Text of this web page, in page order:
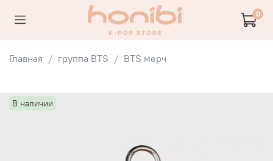
0
Главная группа BTS BTS мерч
В наличии